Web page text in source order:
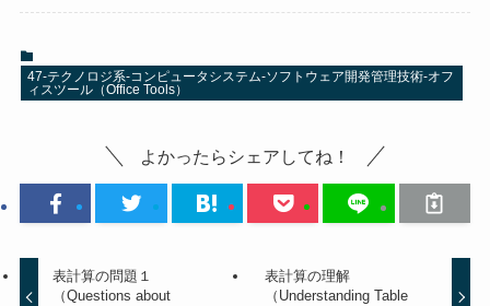
47-テクノロジ系-コンピュータシステム-ソフトウェア開発管理技術-オフ
ィスツール（Office Tools）
よかったらシェアしてね！
表計算の問題１
（Questions about
表計算の理解
（Understanding Table